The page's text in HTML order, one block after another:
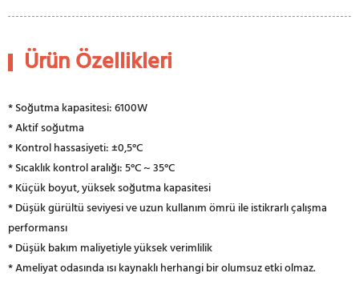
Ürün Özellikleri
* Soğutma kapasitesi: 6100W
* Aktif soğutma
* Kontrol hassasiyeti: ±0,5°C
* Sıcaklık kontrol aralığı: 5°C ~ 35°C
* Küçük boyut, yüksek soğutma kapasitesi
* Düşük gürültü seviyesi ve uzun kullanım ömrü ile istikrarlı çalışma
performansı
* Düşük bakım maliyetiyle yüksek verimlilik
* Ameliyat odasında ısı kaynaklı herhangi bir olumsuz etki olmaz.